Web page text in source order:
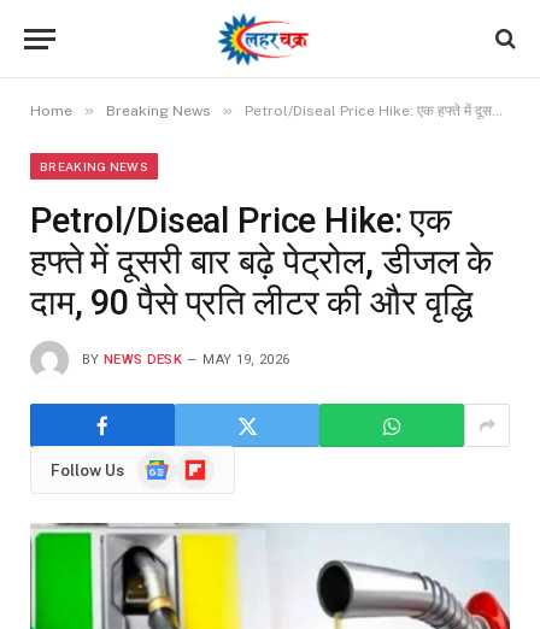
Home » Breaking News » Petrol/Diseal Price Hike: एक हफ्ते में दूसरी बार बढ़े पेट्रोल, डीजल के दाम, 90 पैसे प्रति लीटर की और वृद्धि
BREAKING NEWS
Petrol/Diseal Price Hike: एक
हफ्ते में दूसरी बार बढ़े पेट्रोल, डीजल के
दाम, 90 पैसे प्रति लीटर की और वृद्धि
BY NEWS DESK MAY 19, 2026
Follow Us
GoogleFlipboard